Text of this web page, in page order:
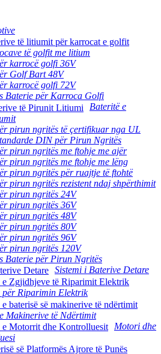
të golfit me litium
karrocë golfi 36V
Golf Bart 48V
karrocë golfi 72V
Baterie për Karroca Golfi
Bateritë e
pirun ngritës të çertifikuar nga UL
DIN për Pirun Ngritës
pirun ngritës me ftohje me ajër
pirun ngritës me ftohje me lëng
pirun ngritës për ruajtje të ftohtë
pirun ngritës rezistent ndaj shpërthimit
pirun ngritës 24V
pirun ngritës 36V
pirun ngritës 48V
pirun ngritës 80V
pirun ngritës 96V
pirun ngritës 120V
Baterie për Pirun Ngritës
Sistemi i Baterive Detare
për Riparimin Elektrik
Makinerive të Ndërtimit
Motori dhe